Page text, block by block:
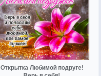
Открытка Любимой подруге!